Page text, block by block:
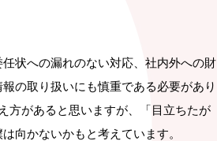
状への漏れのない対応、社内外への財
の取り扱いにも慎重である必要があり
方があると思いますが、「目立ちたが
向かないかもと考えています。